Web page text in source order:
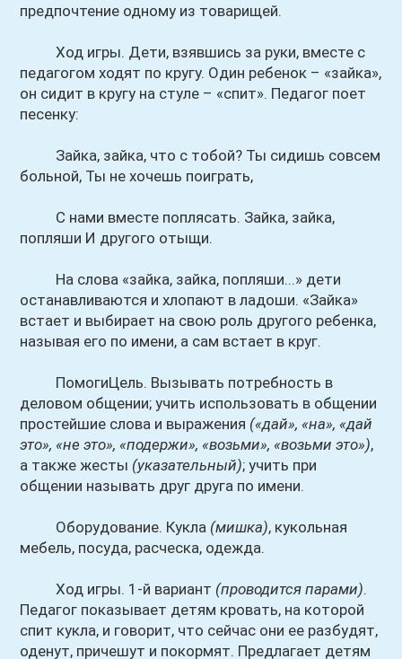
предпочтение одному из товарищей.
Ход игры. Дети, взявшись за руки, вместе с
педагогом ходят по кругу. Один ребенок – «зайка»,
он сидит в кругу на стуле – «спит». Педагог поет
песенку:
Зайка, зайка, что с тобой? Ты сидишь совсем
больной, Ты не хочешь поиграть,
С нами вместе поплясать. Зайка, зайка,
попляши И другого отыщи.
На слова «зайка, зайка, попляши...» дети
останавливаются и хлопают в ладоши. «Зайка»
встает и выбирает на свою роль другого ребенка,
называя его по имени, а сам встает в круг.
ПомогиЦель. Вызывать потребность в
деловом общении; учить использовать в общении
простейшие слова и выражения («дай», «на», «дай
это», «не это», «подержи», «возьми», «возьми это»),
а также жесты (указательный); учить при
общении называть друг друга по имени.
Оборудование. Кукла (мишка), кукольная
мебель, посуда, расческа, одежда.
Ход игры. 1-й вариант (проводится парами).
Педагог показывает детям кровать, на которой
спит кукла, и говорит, что сейчас они ее разбудят,
оденут, причешут и покормят. Предлагает детям